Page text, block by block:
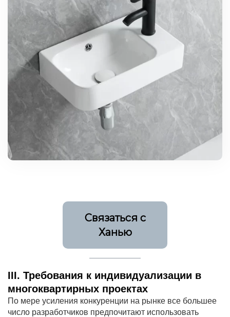
Связаться с
Ханью
III. Требования к индивидуализации в
многоквартирных проектах
По мере усиления конкуренции на рынке все большее
число разработчиков предпочитают использовать